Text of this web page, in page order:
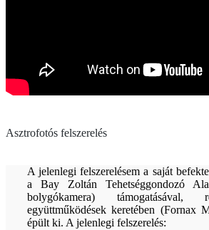
Asztrofotós felszerelés
A jelenlegi felszerelésem a saját
a Bay Zoltán Tehetséggondozó
bolygókamera) támogatásával,
együttműködések keretében (Fornax
épült ki. A jelenlegi felszerelés: